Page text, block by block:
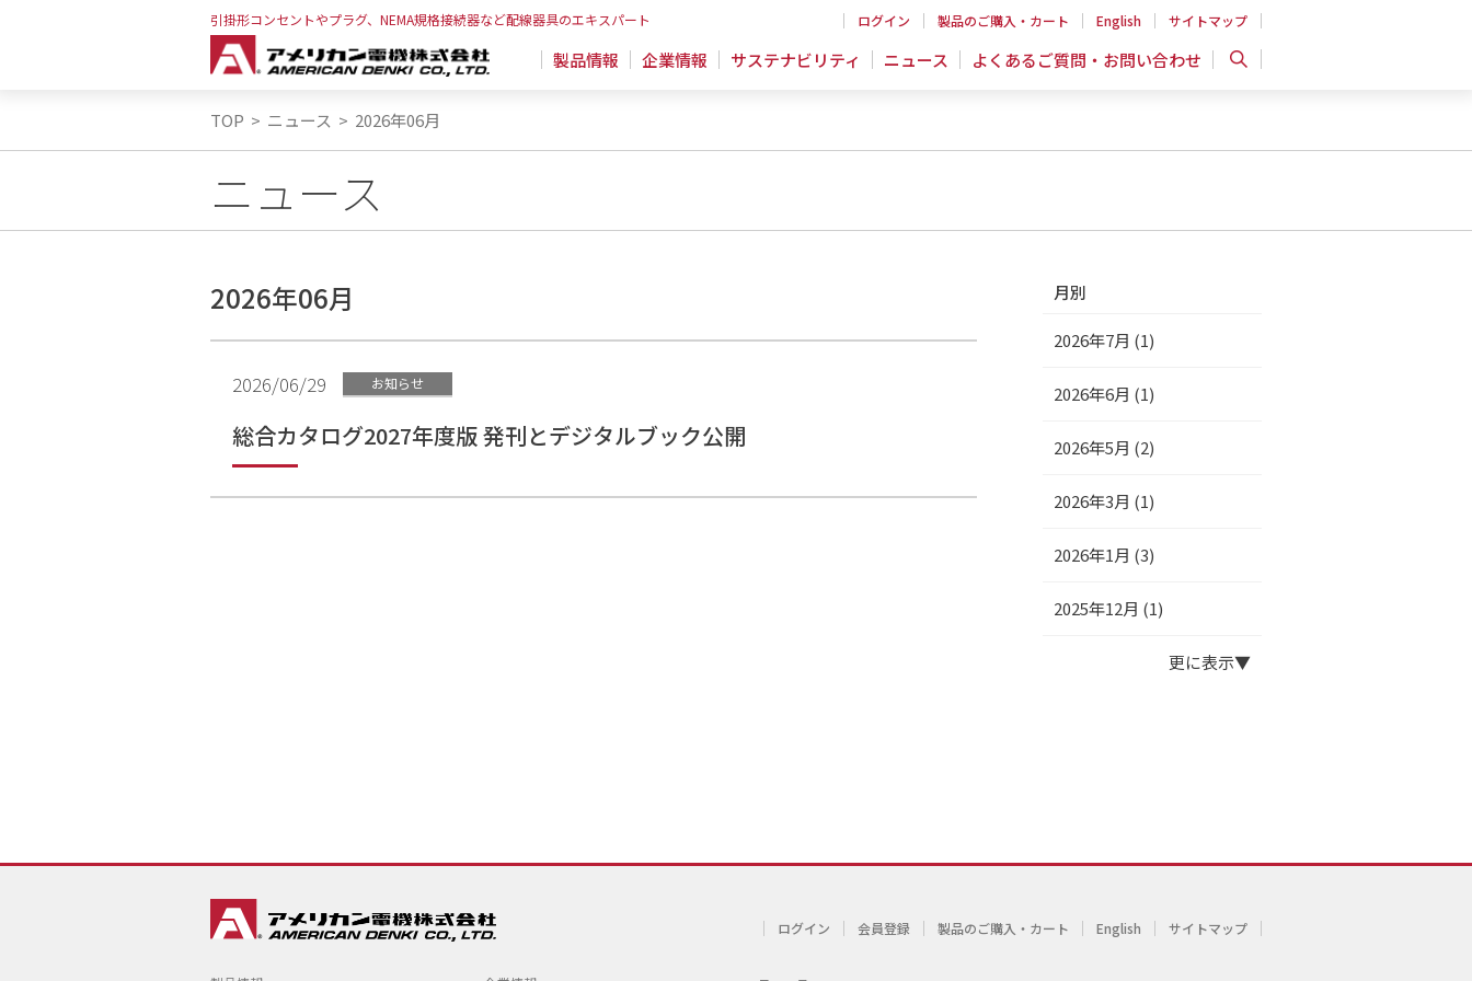
引掛形コンセントやプラグ、NEMA規格接続器など配線器具のエキスパート ログイン 製品のご購入・カート English サイトマップ
製品情報 企業情報 サステナビリティ ニュース よくあるご質問・お問い合わせ
TOP > ニュース > 2026年06月
ニュース
2026年06月
2026/06/29 お知らせ
総合カタログ2027年度版 発刊とデジタルブック公開
月別
2026年7月 (1)
2026年6月 (1)
2026年5月 (2)
2026年3月 (1)
2026年1月 (3)
2025年12月 (1)
更に表示
ログイン 会員登録 製品のご購入・カート English サイトマップ